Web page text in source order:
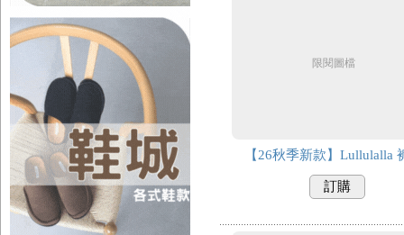
限閱圖檔
【26秋季新款】Lullulalla
訂購